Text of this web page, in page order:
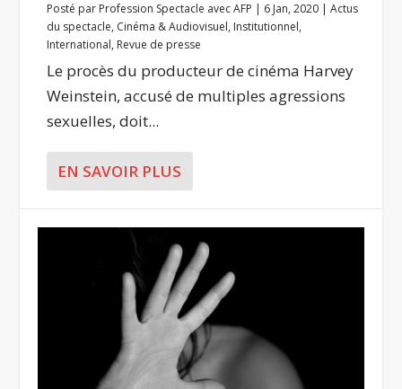
Posté par Profession Spectacle avec AFP | 6 Jan, 2020 |Actus
du spectacle, Cinéma & Audiovisuel, Institutionnel,
International, Revue de presse
Le procès du producteur de cinéma Harvey
Weinstein, accusé de multiples agressions
sexuelles, doit...
EN SAVOIR PLUS